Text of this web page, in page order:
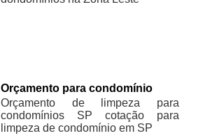
Orçamento para condomínio
Orçamento de limpeza para
condomínios SP cotação para
limpeza de condomínio em SP